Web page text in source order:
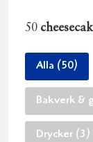
50
Alla (50)
Bakverk &
Drycker (3)